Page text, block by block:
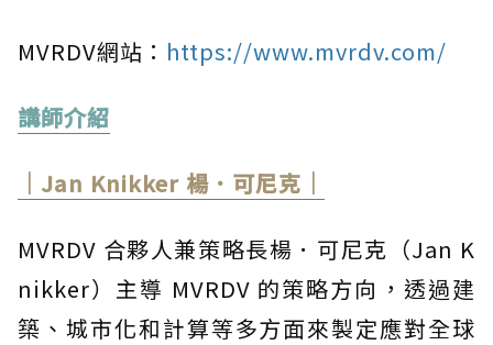
MVRDV網站： https://www.mvrdv.com/
講師介紹
｜Jan Knikker 楊．可尼克｜
MVRDV 合夥人兼策略長楊．可尼克（Jan K
nikker）主導 MVRDV 的策略方向，透過建
築、城市化和計算等多方面來製定應對全球